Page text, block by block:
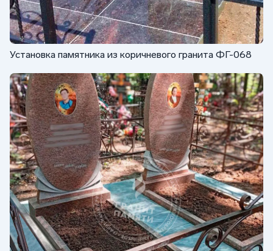
Установка памятника из коричневого гранита ФГ-068